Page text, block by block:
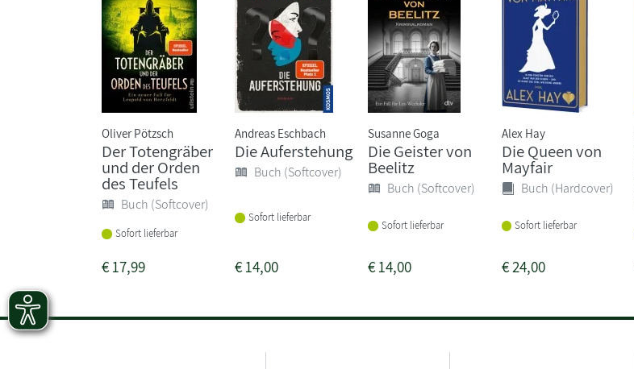
Oliver Pötzsch
Der Totengräber
und der Orden
des Teufels
Buch (Softcover)
Sofort lieferbar
€17,99
Andreas Eschbach
Die Auferstehung
Buch (Softcover)
Sofort lieferbar
€14,00
Susanne Goga
Die Geister von
Beelitz
Buch (Softcover)
Sofort lieferbar
€14,00
Alex Hay
Die Queen von
Mayfair
Buch (Hardcover)
Sofort lieferbar
€24,00